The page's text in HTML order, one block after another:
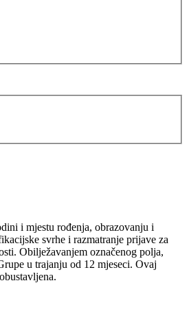
i mjestu rođenja, obrazovanju i
svrhe i razmatranje prijave za
Obilježavanjem označenog polja,
u trajanju od 12 mjeseci. Ovaj